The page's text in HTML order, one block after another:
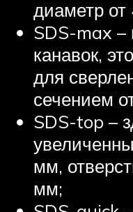
диаметр
SDS-max
канавок,
для
сечением
SDS-top –
мм,
мм;